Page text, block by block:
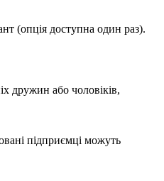
(опція доступна один раз).
дружин або чоловіків,
підприємці можуть